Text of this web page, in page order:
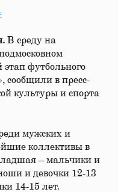
В среду на
этап футбольного
сообщили в пресс-
культуры и спорта
мужских и
коллективы в
– мальчики и
и девочки 12-13
14-15 лет.